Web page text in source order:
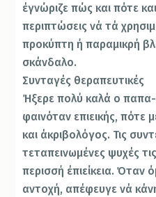
έγνώριζε πώς και πότε
περιπτώσεις νά τά
προκύπτη ή παραμικρή
σκάνδαλο.
Συνταγές θεραπευτικές
Ήξερε πολύ καλά ο
φαινόταν επιεικής, πότε
και άκριβολόγος. Τις
τεταπεινωμένες ψυχές
περισσή έπιείκεια. Όταν
αντοχή, απέφευγε νά